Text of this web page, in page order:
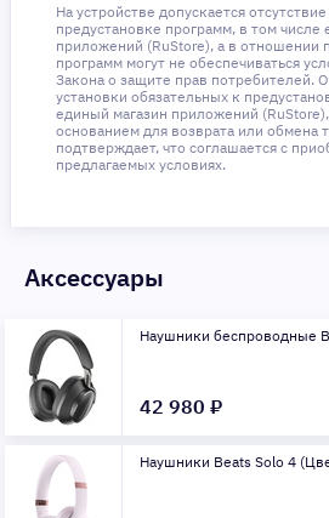
На устройстве допускается
предустановке программ, в том числе
приложений (RuStore), а в отношении
программ могут не обеспечиваться
Закона о защите прав потребителей.
установки обязательных к
единый магазин приложений
основанием для возврата или обмена
подтверждает, что соглашается с
предлагаемых условиях.
Аксессуары
Наушники беспроводные
42 980 ₽
Наушники Beats Solo 4